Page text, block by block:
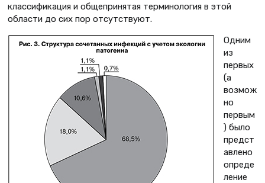
классификация и общепринятая терминология в этой
области до сих пор отсутствуют.
Одним
из
первых
(а
возмож
но
первым
) было
предст
авлено
опреде
ление